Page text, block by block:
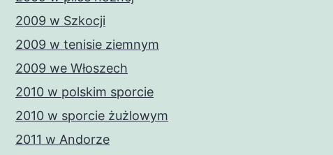
2009 w Szkocji
2009 w tenisie ziemnym
2009 we Włoszech
2010 w polskim sporcie
2010 w sporcie żużlowym
2011 w Andorze